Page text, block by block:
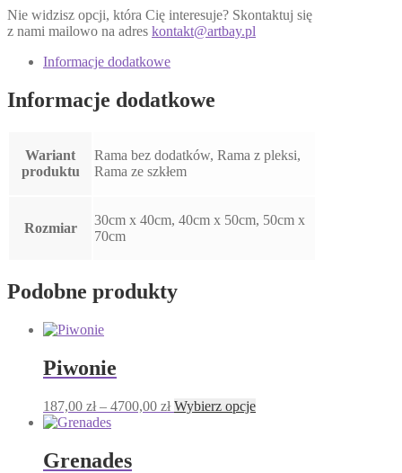
Nie widzisz opcji, która Cię interesuje? Skontaktuj się
z nami mailowo na adres kontakt@artbay.pl
Informacje dodatkowe
Informacje dodatkowe
Wariant
produktu
Rama bez dodatków, Rama z pleksi,
Rama ze szkłem
Rozmiar
30cm x 40cm, 40cm x 50cm, 50cm x
70cm
Podobne produkty
Piwonie
187,00 zł – 4700,00 złZakres
Wybierz opcjeTen
Grenades